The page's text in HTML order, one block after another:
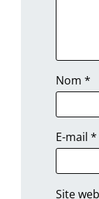
Nom*
E-mail*
Site web